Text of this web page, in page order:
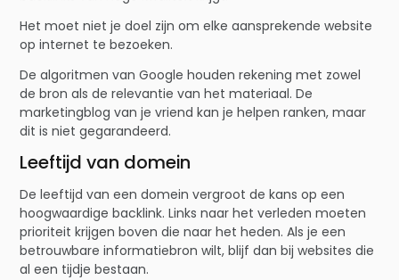
Het moet niet je doel zijn om elke aansprekende website
op internet te bezoeken.
De algoritmen van Google houden rekening met zowel
de bron als de relevantie van het materiaal. De
marketingblog van je vriend kan je helpen ranken, maar
dit is niet gegarandeerd.
Leeftijd van domein
De leeftijd van een domein vergroot de kans op een
hoogwaardige backlink. Links naar het verleden moeten
prioriteit krijgen boven die naar het heden. Als je een
betrouwbare informatiebron wilt, blijf dan bij websites die
al een tijdje bestaan.